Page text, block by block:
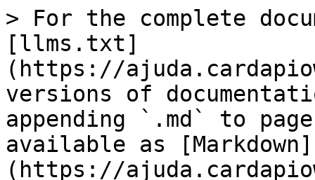
> For the complete
[llms.txt]
(https://
versions of
appending `.md` to
available as [Markdown]
(https://